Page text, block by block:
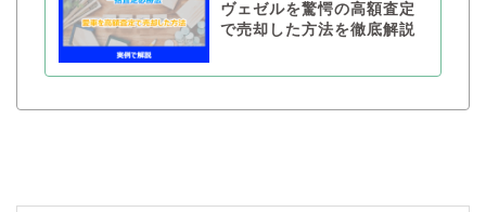
ヴェゼルを驚愕の高額査定
で売却した方法を徹底解説